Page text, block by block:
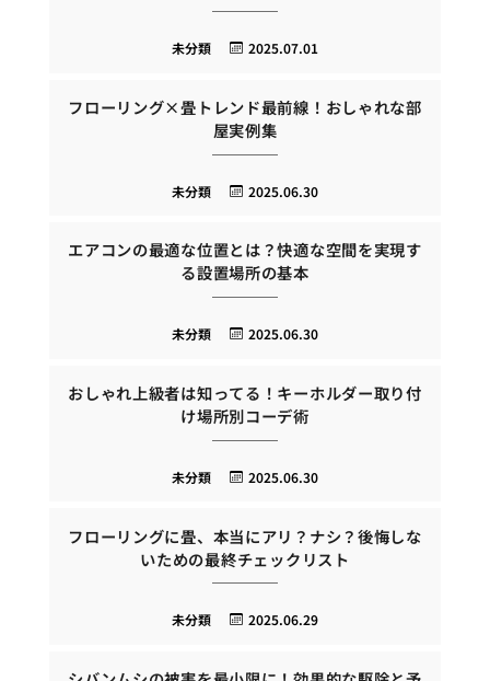
2025.07.01
未分類
フローリング×畳トレンド最前線！おしゃれな部
屋実例集
2025.06.30
未分類
エアコンの最適な位置とは？快適な空間を実現す
る設置場所の基本
2025.06.30
未分類
おしゃれ上級者は知ってる！キーホルダー取り付
け場所別コーデ術
2025.06.30
未分類
フローリングに畳、本当にアリ？ナシ？後悔しな
いための最終チェックリスト
2025.06.29
未分類